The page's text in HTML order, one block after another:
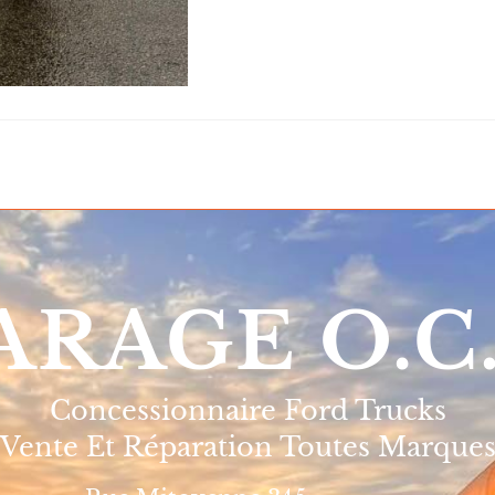
Concessionnaire Ford Trucks
Vente Et Réparation Toutes Marques